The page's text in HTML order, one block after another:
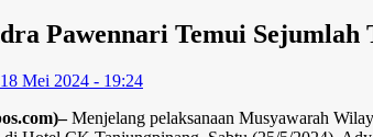
Pawennari Temui Sejumlah
Mei 2024 - 19:24
Menjelang pelaksanaan Musyawarah